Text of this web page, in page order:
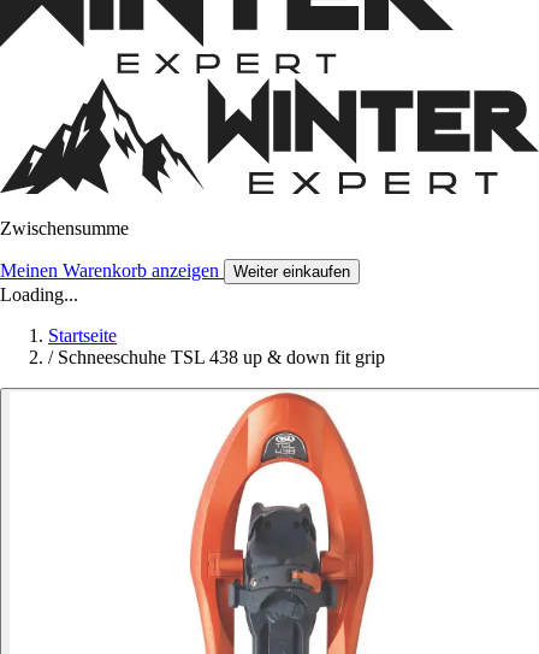
Zwischensumme
Meinen Warenkorb anzeigen Weiter einkaufen
Loading...
Startseite
/ Schneeschuhe TSL 438 up & down fit grip